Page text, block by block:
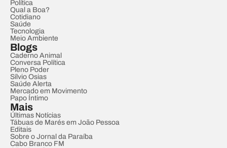
Política
Qual a Boa?
Cotidiano
Saúde
Tecnologia
Meio Ambiente
Blogs
Caderno Animal
Conversa Política
Pleno Poder
Sílvio Osias
Saúde Alerta
Mercado em Movimento
Papo Íntimo
Mais
Últimas Notícias
Tábuas de Marés em João Pessoa
Editais
Sobre o Jornal da Paraíba
Cabo Branco FM